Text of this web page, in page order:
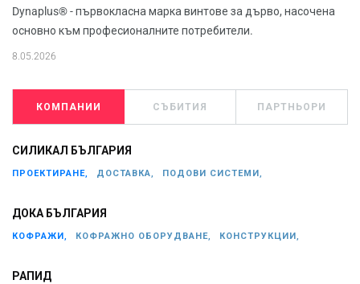
Dynaplus® - първокласна марка винтове за дърво, насочена
основно към професионалните потребители.
8.05.2026
КОМПАНИИ СЪБИТИЯ ПАРТНЬОРИ
СИЛИКАЛ БЪЛГАРИЯ
ПРОЕКТИРАНЕ, ДОСТАВКА, ПОДОВИ СИСТЕМИ,
ДОКА БЪЛГАРИЯ
КОФРАЖИ, КОФРАЖНО ОБОРУДВАНЕ, КОНСТРУКЦИИ,
РАПИД